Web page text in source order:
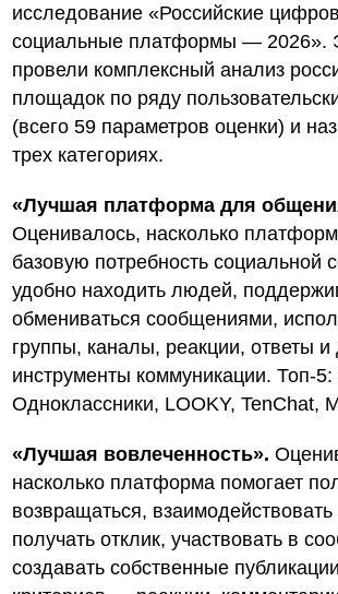
исследование «Российские
социальные платформы — 2026».
провели комплексный анализ
площадок по ряду
(всего 59 параметров оценки) и
трех категориях.
«Лучшая платформа для
Оценивалось, насколько
базовую потребность социальной
удобно находить людей,
обмениваться сообщениями,
группы, каналы, реакции, ответы и
инструменты коммуникации. Топ-5:
Одноклассники, LOOKY, TenChat,
«Лучшая вовлеченность».
насколько платформа помогает
возвращаться, взаимодействовать
получать отклик, участвовать в
создавать собственные